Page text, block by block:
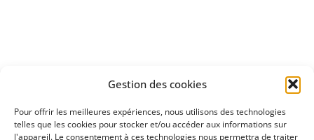
Gestion des cookies
Pour offrir les meilleures expériences, nous utilisons des technologies
telles que les cookies pour stocker et/ou accéder aux informations sur
l'appareil. Le consentement à ces technologies nous permettra de traiter
Découvrez